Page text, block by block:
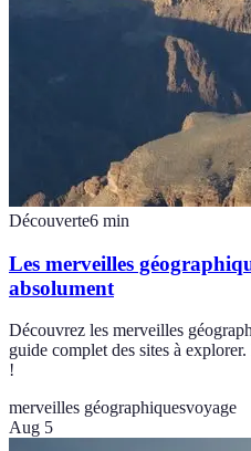
Découverte6 min
Les merveilles
absolument
Découvrez les merveilles
guide complet des sites à
!
merveilles géographiquesvoyage
Aug 5